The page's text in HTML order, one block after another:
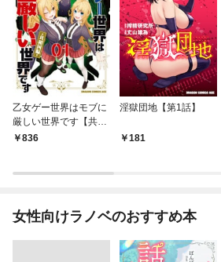
乙女ゲー世界はモブに
厳しい世界です【共和
国編】 ０１
836
淫獄団地【第1話】
181
女性向けラノベのおすすめ本